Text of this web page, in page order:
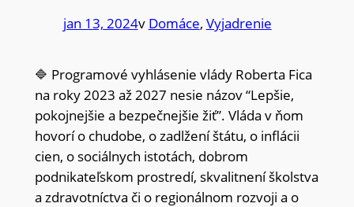
jan 13, 2024v Domáce, Vyjadrenie
🔷 Programové vyhlásenie vlády Roberta Fica
na roky 2023 až 2027 nesie názov “Lepšie,
pokojnejšie a bezpečnejšie žiť”. Vláda v ňom
hovorí o chudobe, o zadlžení štátu, o inflácii
cien, o sociálnych istotách, dobrom
podnikateľskom prostredí, skvalitnení školstva
a zdravotníctva či o regionálnom rozvoji a o